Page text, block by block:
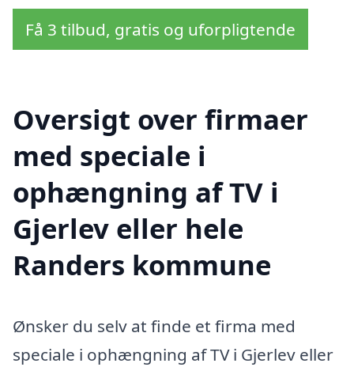
Få 3 tilbud, gratis og uforpligtende
Oversigt over firmaer
med speciale i
ophængning af TV i
Gjerlev eller hele
Randers kommune
Ønsker du selv at finde et firma med
speciale i ophængning af TV i Gjerlev eller